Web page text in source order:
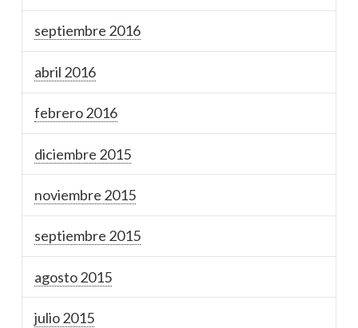
septiembre 2016
abril 2016
febrero 2016
diciembre 2015
noviembre 2015
septiembre 2015
agosto 2015
julio 2015